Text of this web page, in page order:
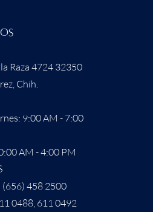
Raza 4724 32350
Chih.
9:00 AM - 7:00
AM - 4:00 PM
458 2500
0488, 611 0492